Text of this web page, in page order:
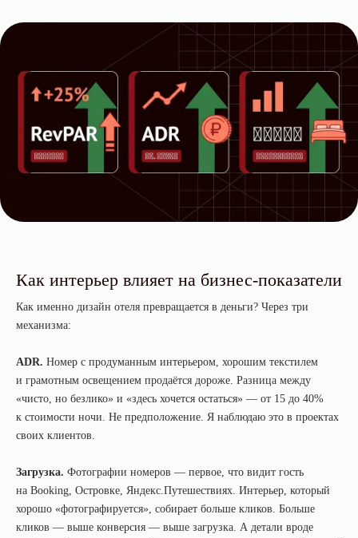
Как интерьер влияет на бизнес-показатели
Как именно дизайн отеля превращается в деньги? Через три
механизма:
ADR. Номер с продуманным интерьером, хорошим текстилем
и грамотным освещением продаётся дороже. Разница между
«чисто, но безлико» и «здесь хочется остаться» — от 15 до 40%
к стоимости ночи. Не предположение. Я наблюдаю это в проектах
своих клиентов.
Загрузка. Фотографии номеров — первое, что видит гость
на Booking, Островке, Яндекс.Путешествиях. Интерьер, который
хорошо «фотографируется», собирает больше кликов. Больше
кликов — выше конверсия — выше загрузка. А детали вроде